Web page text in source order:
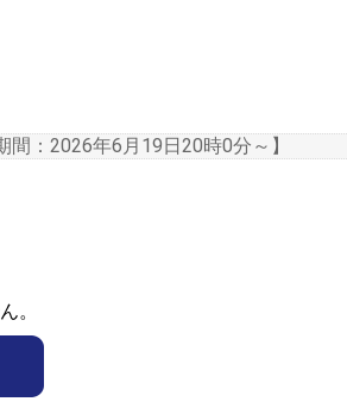
間： 2026年6月19日20時0分 ～】
。